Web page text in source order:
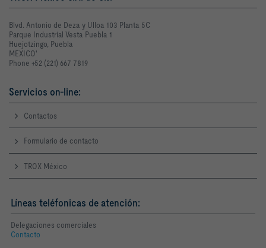
Blvd. Antonio de Deza y Ulloa 103 Planta 5C
Parque Industrial Vesta Puebla 1
Huejotzingo, Puebla
MEXICO'
Phone +52 (221) 667 7819
Servicios on-line:
Contactos
Formulario de contacto
TROX México
Líneas teléfonicas de atención:
Delegaciones comerciales
Contacto